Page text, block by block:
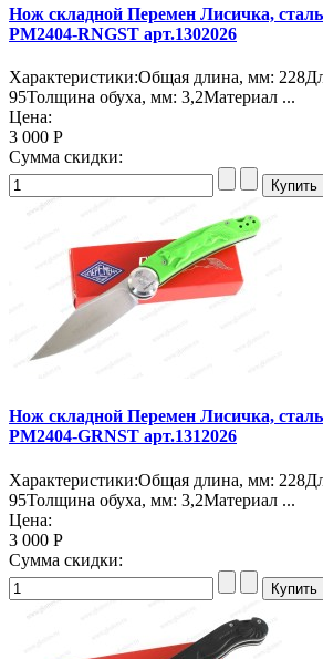
Нож складной Перемен Лисичка,
PM2404-RNGST арт.1302026
Характеристики:Общая длина, мм:
95Толщина обуха, мм: 3,2Материал ...
Цена:
3 000 Р
Сумма скидки:
Нож складной Перемен Лисичка,
PM2404-GRNST арт.1312026
Характеристики:Общая длина, мм:
95Толщина обуха, мм: 3,2Материал ...
Цена:
3 000 Р
Сумма скидки: